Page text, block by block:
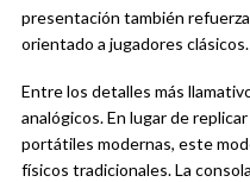
presentación también
orientado a jugadores clásicos.
Entre los detalles más
analógicos. En lugar de
portátiles modernas, este
físicos tradicionales. La